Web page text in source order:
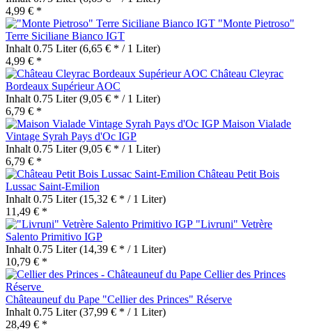
4,99 € *
"Monte Pietroso"
Terre Siciliane Bianco IGT
Inhalt 0.75 Liter(6,65 € * / 1 Liter)
4,99 € *
Château Cleyrac
Bordeaux Supérieur AOC
Inhalt 0.75 Liter(9,05 € * / 1 Liter)
6,79 € *
Maison Vialade
Vintage Syrah Pays d'Oc IGP
Inhalt 0.75 Liter(9,05 € * / 1 Liter)
6,79 € *
Château Petit Bois
Lussac Saint-Emilion
Inhalt 0.75 Liter(15,32 € * / 1 Liter)
11,49 € *
"Livruni" Vetrère
Salento Primitivo IGP
Inhalt 0.75 Liter(14,39 € * / 1 Liter)
10,79 € *
Châteauneuf du Pape "Cellier des Princes" Réserve
Inhalt 0.75 Liter(37,99 € * / 1 Liter)
28,49 € *